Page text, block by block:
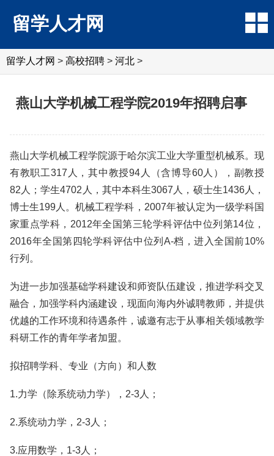
留学人才网
留学人才网 > 高校招聘 > 河北 >
燕山大学机械工程学院2019年招聘启事
燕山大学机械工程学院源于哈尔滨工业大学重型机械系。现
有教职工317人，其中教授94人（含博导60人），副教授
82人；学生4702人，其中本科生3067人，硕士生1436人，
博士生199人。机械工程学科，2007年被认定为一级学科国
家重点学科，2012年全国第三轮学科评估中位列第14位，
2016年全国第四轮学科评估中位列A-档，进入全国前10%
行列。
为进一步加强基础学科建设和师资队伍建设，推进学科交叉
融合，加强学科内涵建设，现面向海内外诚聘教师，并提供
优越的工作环境和待遇条件，诚邀有志于从事相关领域教学
科研工作的青年学者加盟。
拟招聘学科、专业（方向）和人数
1.力学（除系统动力学），2-3人；
2.系统动力学，2-3人；
3.应用数学，1-3人；